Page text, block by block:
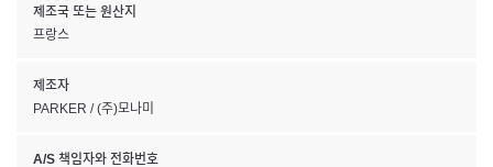
제조국 또는 원산지
프랑스
제조자
PARKER / (주)모나미
A/S 책임자와 전화번호